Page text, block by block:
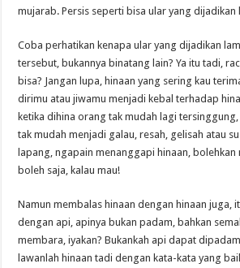
mujarab. Persis seperti bisa ular yang
Coba perhatikan kenapa ular yang dijadikan
tersebut, bukannya binatang lain? Ya itu tadi,
bisa? Jangan lupa, hinaan yang sering kau
dirimu atau jiwamu menjadi kebal terhadap
ketika dihina orang tak mudah lagi
tak mudah menjadi galau, resah, gelisah atau
lapang, ngapain menanggapi hinaan, bolehkan
boleh saja, kalau mau!
Namun membalas hinaan dengan hinaan juga,
dengan api, apinya bukan padam, bahkan
membara, iyakan? Bukankah api dapat
lawanlah hinaan tadi dengan kata-kata yang